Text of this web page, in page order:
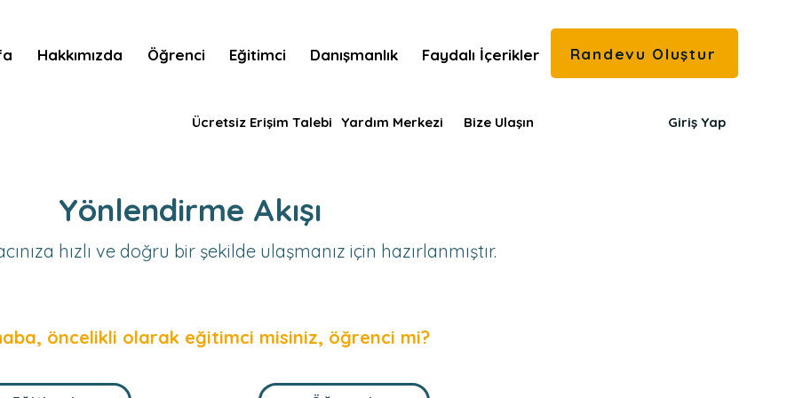
Hakkımızda Öğrenci Eğitimci Danışmanlık Faydalı İçerikler Randevu Oluştur
Ücretsiz Erişim Talebi Yardım Merkezi Bize Ulaşın Giriş Yap
Yönlendirme Akışı
hızlı ve doğru bir şekilde ulaşmanız için hazırlanmıştır.
öncelikli olarak eğitimci misiniz, öğrenci mi?